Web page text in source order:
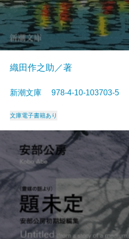
織田作之助／著
新潮文庫 978-4-10-103703-5
文庫電子書籍あり